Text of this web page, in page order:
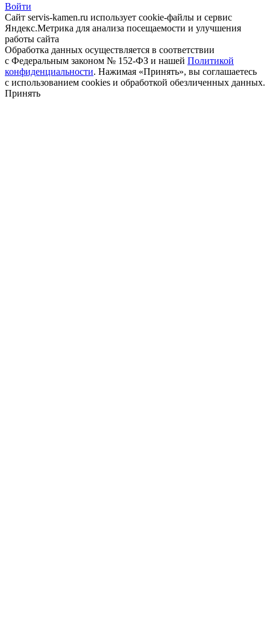
Войти
Сайт servis-kamen.ru использует cookie-файлы и сервис
Яндекс.Метрика для анализа посещаемости и улучшения
работы сайта
Обработка данных осуществляется в соответствии
с Федеральным законом № 152-ФЗ и нашей Политикой
конфиденциальности. Нажимая «Принять», вы соглашаетесь
с использованием cookies и обработкой обезличенных данных.
Принять